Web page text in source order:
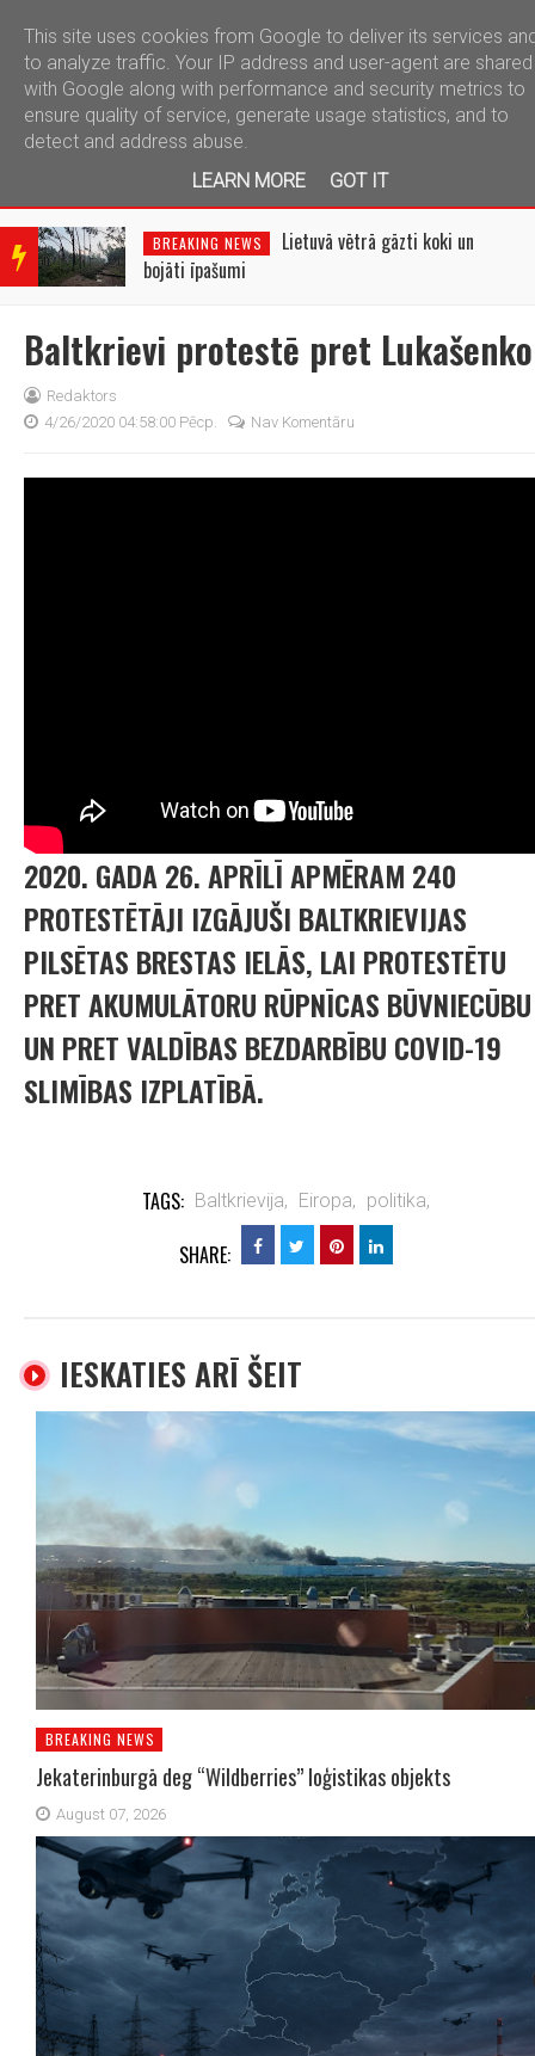
telegram
BRE
AKIN
NEW
BREAKING NEWS
Lietuvā vētrā gāzti koki un
bojāti īpašumi
Baltkrievi protestē pret Lukašenko
Redaktors
4/26/2020 04:58:00 Pēcp.
Nav Komentāru
2020. GADA 26. APRĪLĪ APMĒRAM 240
PROTESTĒTĀJI IZGĀJUŠI BALTKRIEVIJAS
PILSĒTAS BRESTAS IELĀS, LAI PROTESTĒTU
PRET AKUMULĀTORU RŪPNĪCAS BŪVNIECŪBU
UN PRET VALDĪBAS BEZDARBĪBU COVID-19
SLIMĪBAS IZPLATĪBĀ.
TAGS: Baltkrievija, Eiropa, politika,
SHARE:
IESKATIES ARĪ ŠEIT
BREAKING NEWS
Jekaterinburgā deg “Wildberries” loģistikas objekts
August 07, 2026
This site uses cookies from Google to deliver its services
to analyze traffic. Your IP address and user-agent are shared
with Google along with performance and security metrics to
ensure quality of service, generate usage statistics, and to
detect and address abuse.
LEARN MORE
GOT IT